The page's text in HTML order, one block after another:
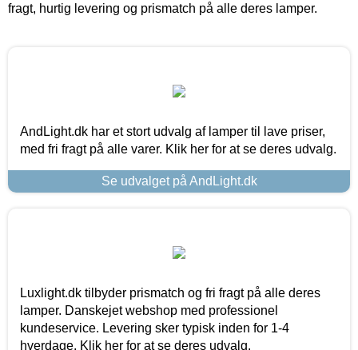
fragt, hurtig levering og prismatch på alle deres lamper.
AndLight.dk har et stort udvalg af lamper til lave priser,
med fri fragt på alle varer. Klik her for at se deres udvalg.
Se udvalget på AndLight.dk
Luxlight.dk tilbyder prismatch og fri fragt på alle deres
lamper. Danskejet webshop med professionel
kundeservice. Levering sker typisk inden for 1-4
hverdage. Klik her for at se deres udvalg.